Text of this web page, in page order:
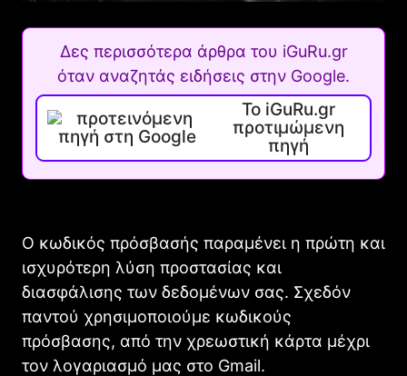
Δες περισσότερα άρθρα του iGuRu.gr
όταν αναζητάς ειδήσεις στην Google.
Το iGuRu.gr
προτιμώμενη
πηγή
Ο κωδικός πρόσβασής παραμένει η πρώτη και
ισχυρότερη λύση προστασίας και
διασφάλισης των δεδομένων σας. Σχεδόν
παντού χρησιμοποιούμε κωδικούς
πρόσβασης, από την χρεωστική κάρτα μέχρι
τον λογαριασμό μας στο Gmail.